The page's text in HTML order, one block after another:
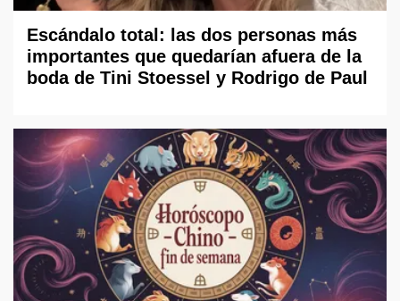
Escándalo total: las dos personas más
importantes que quedarían afuera de la
boda de Tini Stoessel y Rodrigo de Paul